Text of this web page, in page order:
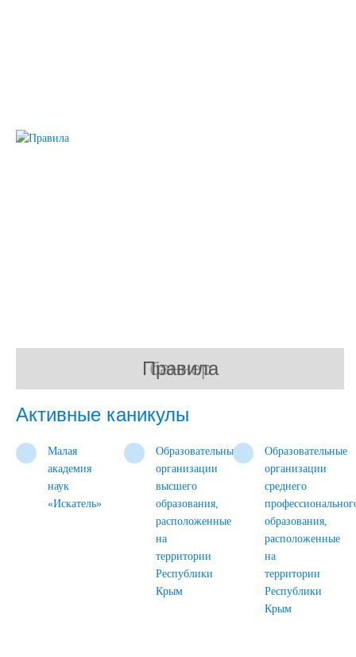
баннер
Правила
Активные каникулы
Малая
академия
наук
«Искатель»
Образовательные
организации
высшего
образования,
расположенные
на
территории
Республики
Крым
Образовательные
организации
среднего
образования,
расположенные
на
территории
Республики
Крым